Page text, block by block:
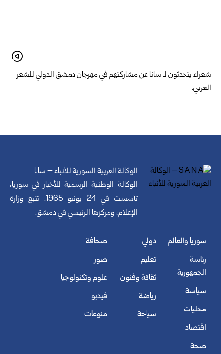
شعراء يتحدثون لـ سانا عن مشاركتهم في مهرجان دمشق الدولي للشعر
العربي.
الوكالة العربية السورية للأنباء – سانا
الوكالة الوطنية الرسمية للأخبار في سوريا،
تأسست في 24 يونيو 1965. تتبع وزارة
الإعلام، ومركزها الرئيسي في دمشق.
سوريا والعالم
رئاسة
الجمهورية
سياسة
محليات
اقتصاد
صحة
دولي
تعليم
ثقافة وفنون
رياضة
سياحة
صحافة
صور
علوم وتكنولوجيا
فيديو
منوعات